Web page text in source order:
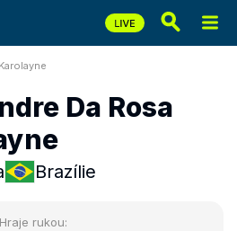
Da Rosa
Brazílie
Hraje rukou: